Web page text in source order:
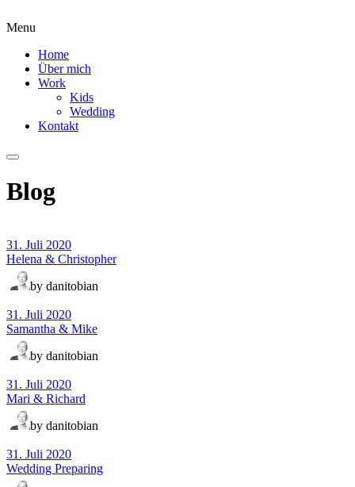
Menu
Home
Über mich
Work
Kids
Wedding
Kontakt
Blog
31. Juli 2020
Helena & Christopher
by danitobian
31. Juli 2020
Samantha & Mike
by danitobian
31. Juli 2020
Mari & Richard
by danitobian
31. Juli 2020
Wedding Preparing